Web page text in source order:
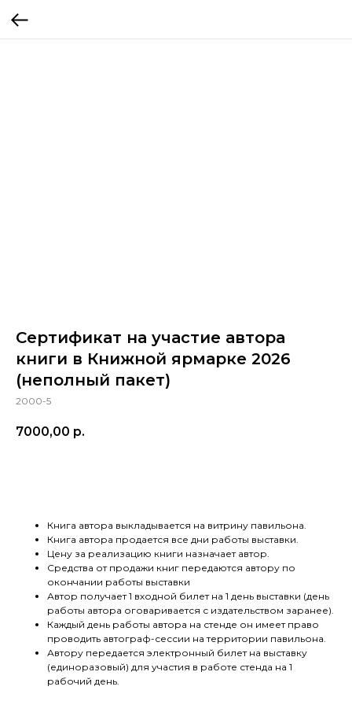
Сертификат на участие автора
книги в Книжной ярмарке 2026
(неполный пакет)
2000-5
7000,00 р.
Книга автора выкладывается на витрину павильона.
Книга автора продается все дни работы выставки.
Цену за реализацию книги назначает автор.
Средства от продажи книг передаются автору по
окончании работы выставки
Автор получает 1 входной билет на 1 день выставки (день
работы автора оговаривается с издательством заранее).
Каждый день работы автора на стенде он имеет право
проводить автограф-сессии на территории павильона.
Автору передается электронный билет на выставку
(единоразовый) для участия в работе стенда на 1
рабочий день.